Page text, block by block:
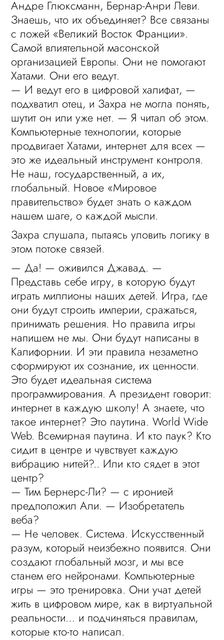
Андре Глюксманн, Бернар-Анри Леви.
Знаешь, что их объединяет? Все связаны
с ложей «Великий Восток Франции».
Самой влиятельной масонской
организацией Европы. Они не помогают
Хатами. Они его ведут.
— И ведут его в цифровой халифат, —
подхватил отец, и Захра не могла понять,
шутит он или уже нет. — Я читал об этом.
Компьютерные технологии, которые
продвигает Хатами, интернет для всех —
это же идеальный инструмент контроля.
Не наш, государственный, а их,
глобальный. Новое «Мировое
правительство» будет знать о каждом
нашем шаге, о каждой мысли.
Захра слушала, пытаясь уловить логику в
этом потоке связей.
— Да! — оживился Джавад. —
Представь себе игру, в которую будут
играть миллионы наших детей. Игра, где
они будут строить империи, сражаться,
принимать решения. Но правила игры
напишем не мы. Они будут написаны в
Калифорнии. И эти правила незаметно
сформируют их сознание, их ценности.
Это будет идеальная система
программирования. А президент говорит:
интернет в каждую школу! А знаете, что
такое интернет? Это паутина. World Wide
Web. Всемирная паутина. И кто паук? Кто
сидит в центре и чувствует каждую
вибрацию нитей?.. Или кто сядет в этот
центр?
— Тим Бернерс-Ли? — с иронией
предположил Али. — Изобретатель
веба?
— Не человек. Система. Искусственный
разум, который неизбежно появится. Они
создают глобальный мозг, и мы все
станем его нейронами. Компьютерные
игры — это тренировка. Они учат детей
жить в цифровом мире, как в виртуальной
реальности… и подчиняться правилам,
которые кто-то написал.